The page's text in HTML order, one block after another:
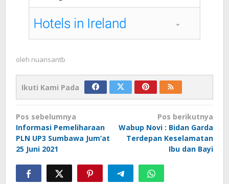
oleh nuansantb
Ikuti Kami Pada
Navigasi
pos
Pos sebelumnya
Informasi Pemeliharaan
PLN UP3 Sumbawa Jum’at
25 Juni 2021
Pos berikutnya
Wabup Novi : Bidan Garda
Terdepan Keselamatan
Ibu dan Bayi